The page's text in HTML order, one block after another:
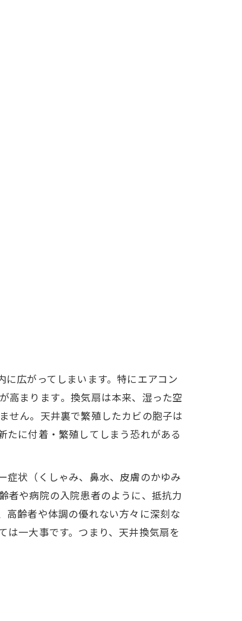
広がってしまいます。特にエアコン
高まります​。換気扇は本来、湿った空
せん。天井裏で繁殖したカビの胞子は
たに付着・繁殖してしまう恐れがある
症状（くしゃみ、鼻水、皮膚のかゆみ
者や病院の入院患者のように、抵抗力
高齢者や体調の優れない方々に深刻な
一大事です。つまり、天井換気扇を